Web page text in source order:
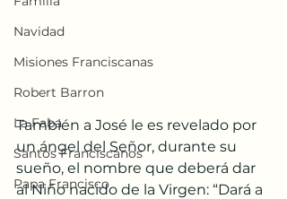
Navidad
Misiones Franciscanas
Robert Barron
La Faba
Santos Franciscanos
Papa Francisco
También a José le es revelado por
un ángel del Señor, durante su
sueño, el nombre que deberá dar
al Niño nacido de la Virgen: “Dará a